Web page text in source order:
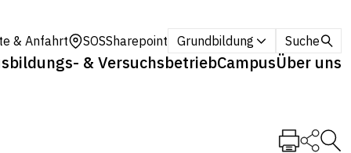
& Anfahrt SOSSharepoint Grundbildung Suche
& VersuchsbetriebCampusÜber uns